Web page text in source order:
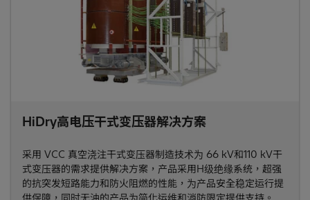
HiDry高电压干式变压器解决方案
采用 VCC 真空浇注干式变压器制造技术为 66 kV和110 kV干
式变压器的需求提供解决方案，产品采用H级绝缘系统，超强
的抗突发短路能力和防火阻燃的性能，为产品安全稳定运行提